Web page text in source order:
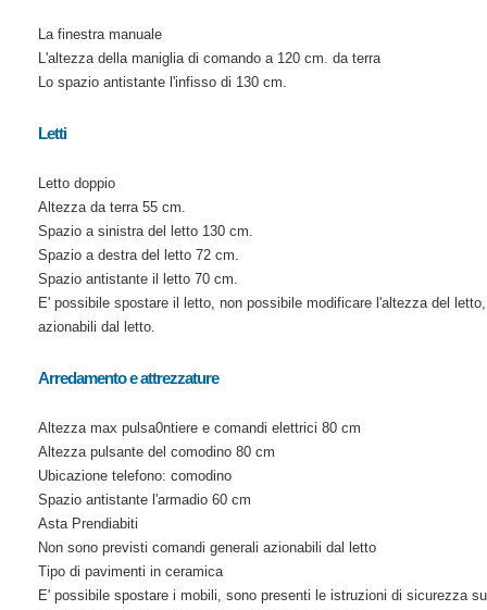
La finestra manuale
L'altezza della maniglia di comando a 120 cm. da terra
Lo spazio antistante l'infisso di 130 cm.
Letti
Letto doppio
Altezza da terra 55 cm.
Spazio a sinistra del letto 130 cm.
Spazio a destra del letto 72 cm.
Spazio antistante il letto 70 cm.
E' possibile spostare il letto, non possibile modificare l'altezza del
azionabili dal letto.
Arredamento e attrezzature
Altezza max pulsa0ntiere e comandi elettrici 80 cm
Altezza pulsante del comodino 80 cm
Ubicazione telefono: comodino
Spazio antistante l'armadio 60 cm
Asta Prendiabiti
Non sono previsti comandi generali azionabili dal letto
Tipo di pavimenti in ceramica
E' possibile spostare i mobili, sono presenti le istruzioni di sicurezza